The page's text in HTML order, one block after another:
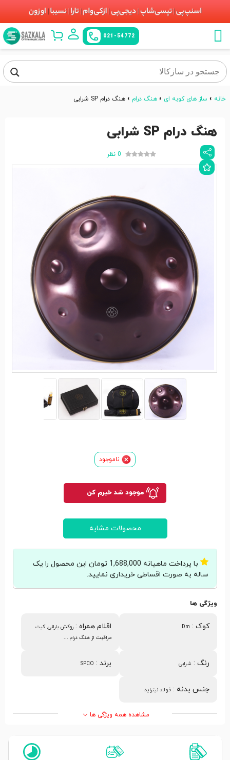
021-54772
خانه » ساز های کوبه ای » هنگ درام » هنگ درام SP شرابی
هنگ درام SP شرابی
موجود شد خبرم کن
ناموجود
محصولات مشابه
با پرداخت ماهیانه 1,688,000 تومان این محصول را یک
ساله به صورت اقساطی خریداری نمایید.
ویژگی ها
کوک :
Dm اقلام همراه :روکش بارانی, کیت
مراقبت از هنگ درام ...
رنگ : شرابی برند :
SPCO
جنس بدنه : فولاد نیتراید
مشاهده همه ویژگی ها
0 نظر